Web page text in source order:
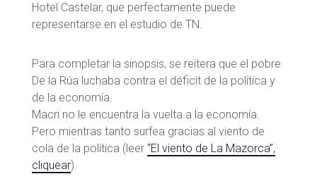
Hotel Castelar, que perfectamente puede
representarse en el estudio de TN.
Para completar la sinopsis, se reitera que el pobre
De la Rúa luchaba contra el déficit de la política y
de la economía.
Macri no le encuentra la vuelta a la economía.
Pero mientras tanto surfea gracias al viento de
cola de la política (leer “El viento de La Mazorca”,
cliquear).